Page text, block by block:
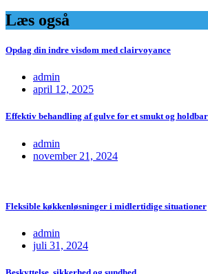
Læs også
Opdag din indre visdom med clairvoyance
admin
april 12, 2025
Effektiv behandling af gulve for et smukt og
admin
november 21, 2024
Fleksible køkkenløsninger i midlertidige situationer
admin
juli 31, 2024